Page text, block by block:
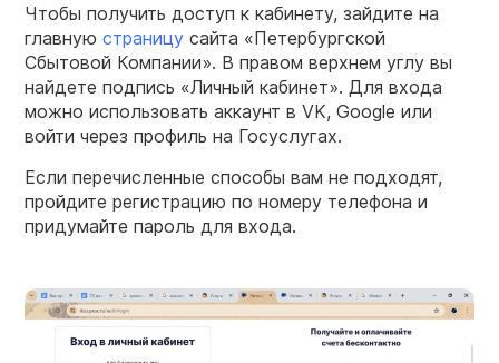
Чтобы получить доступ к кабинету, зайдите на
главную страницу сайта «Петербургской
Сбытовой Компании». В правом верхнем углу вы
найдете подпись «Личный кабинет». Для входа
можно использовать аккаунт в VK, Google или
войти через профиль на Госуслугах.
Если перечисленные способы вам не подходят,
пройдите регистрацию по номеру телефона и
придумайте пароль для входа.